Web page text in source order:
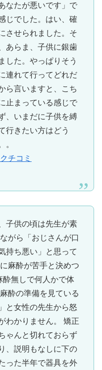
なたが悪いです」で
じでした。はい、確
させられました。そ
あらま、子供に銀歯
した。やっぱりそう
連れて行ってどれだ
ら言いますと、こち
止まっている感じで
、いまだに子供を縛
行きたい方はどう
。
チコミ
子供の頃は先生が素
がら「おじさんが口
持ち悪い」と思って
麻酔が苦手と決めつ
酔無しで何人かで体
酔の準備を見ている
と女性の先生から怒
わかりません。 矯正
ゃんと切れておらず
、説明もなしに下の
った半年で器具を外